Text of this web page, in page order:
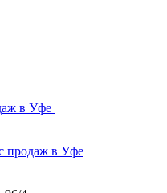
в Уфе
продаж в Уфе